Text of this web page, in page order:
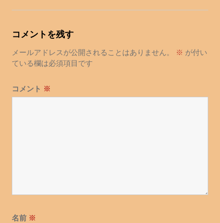
シ
ン
コメントを残す
メールアドレスが公開されることはありません。 ※ が付い
ている欄は必須項目です
コメント ※
名前 ※